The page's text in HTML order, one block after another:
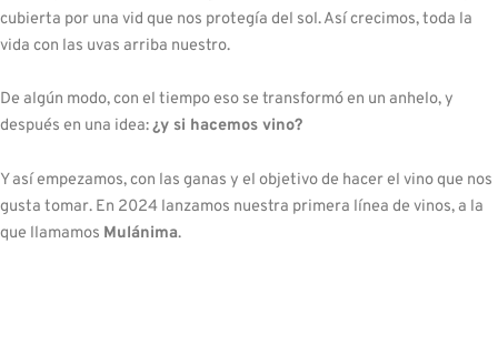
cubierta por una vid que nos protegía del sol. Así crecimos, toda la
vida con las uvas arriba nuestro.
De algún modo, con el tiempo eso se transformó en un anhelo, y
después en una idea:¿y si hacemos vino?
Y así empezamos, con las ganas y el objetivo de hacer el vino que nos
gusta tomar. En 2024 lanzamos nuestra primera línea de vinos, a la
que llamamos Mulánima.